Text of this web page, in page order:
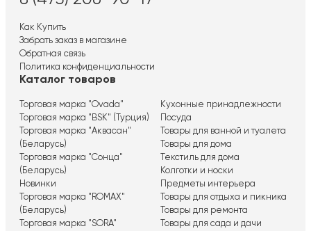
Как Купить
Забрать заказ в магазине
Обратная связь
Политика конфиденциальности
Каталог товаров
Торговая марка "Ovada"
Торговая марка "BSK" (Турция)
Торговая марка "Аквасан"
(Беларусь)
Торговая марка "Сонца"
(Беларусь)
Новинки
Торговая марка "ROMAX"
(Беларусь)
Торговая марка "SORA"
Кухонные принадлежности
Посуда
Товары для ванной и туалета
Товары для дома
Текстиль для дома
Колготки и носки
Предметы интерьера
Товары для отдыха и пикника
Товары для ремонта
Товары для сада и дачи